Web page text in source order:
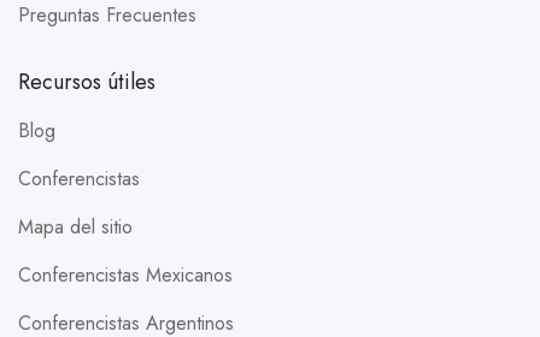
Preguntas Frecuentes
Recursos útiles
Blog
Conferencistas
Mapa del sitio
Conferencistas Mexicanos
Conferencistas Argentinos